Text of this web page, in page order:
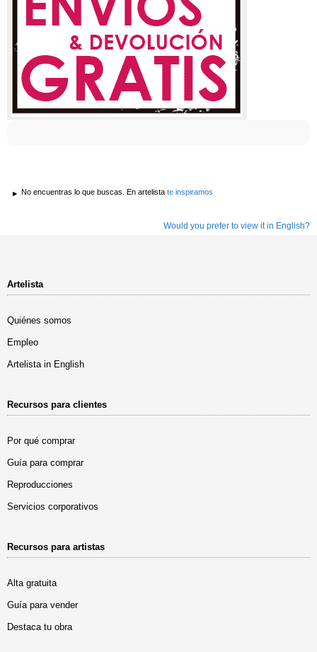
No encuentras lo que buscas. En artelista te inspiramos
Would you prefer to view it in English?
Artelista
Quiénes somos
Empleo
Artelista in English
Recursos para clientes
Por qué comprar
Guía para comprar
Reproducciones
Servicios corporativos
Recursos para artistas
Alta gratuita
Guía para vender
Destaca tu obra